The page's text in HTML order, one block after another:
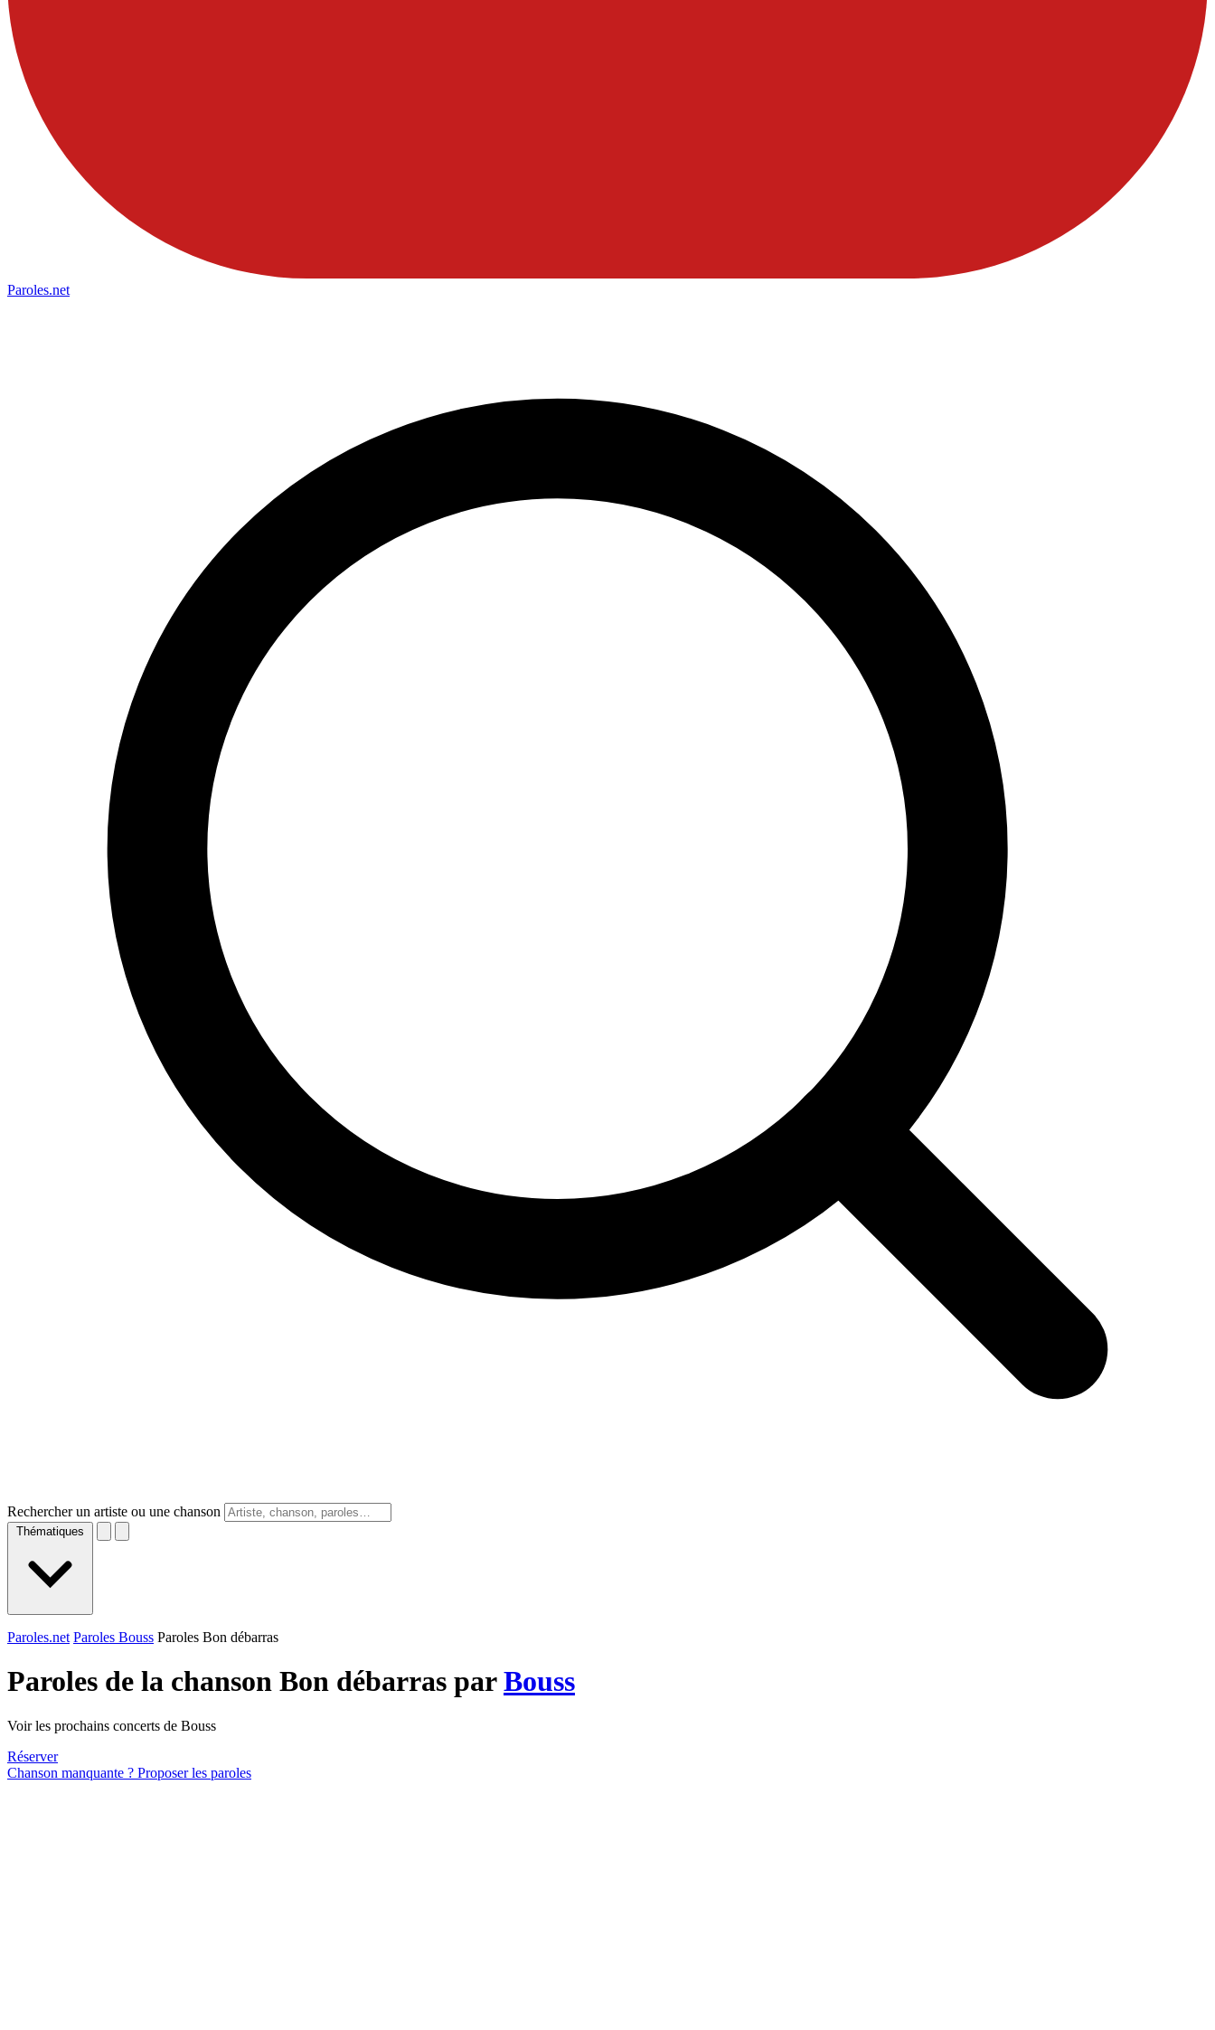
Paroles.net
Rechercher un artiste ou une chanson
Thématiques
Paroles.net Paroles Bouss Paroles Bon débarras
Paroles de la chanson Bon débarras parBouss
Voir les prochains concerts de Bouss
Réserver
Chanson manquante ? Proposer les paroles